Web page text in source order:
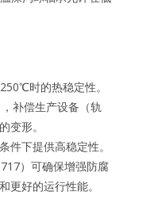
时的热稳定性。
补偿生产设备（轨
变形。
件下提供高稳定性。
）可确保增强防腐
更好的运行性能。